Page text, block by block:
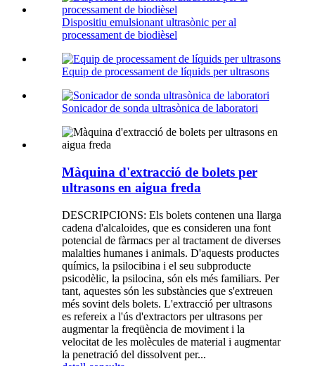
Dispositiu emulsionant ultrasònic per al
processament de biodièsel
Equip de processament de líquids per ultrasons
Sonicador de sonda ultrasònica de laboratori
Màquina d'extracció de bolets per
ultrasons en aigua freda
DESCRIPCIONS: Els bolets contenen una llarga
cadena d'alcaloides, que es consideren una font
potencial de fàrmacs per al tractament de diverses
malalties humanes i animals. D'aquests productes
químics, la psilocibina i el seu subproducte
psicodèlic, la psilocina, són els més familiars. Per
tant, aquestes són les substàncies que s'extreuen
més sovint dels bolets. L'extracció per ultrasons
es refereix a l'ús d'extractors per ultrasons per
augmentar la freqüència de moviment i la
velocitat de les molècules de material i augmentar
la penetració del dissolvent per...